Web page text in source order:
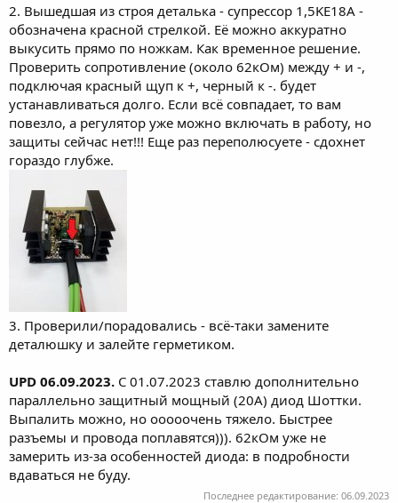
2. Вышедшая из строя деталька - супрессор 1,5KE18A -
обозначена красной стрелкой. Её можно аккуратно
выкусить прямо по ножкам. Как временное решение.
Проверить сопротивление (около 62кОм) между + и -,
подключая красный щуп к +, черный к -. будет
устанавливаться долго. Если всё совпадает, то вам
повезло, а регулятор уже можно включать в работу, но
защиты сейчас нет!!! Еще раз переполюсуете - сдохнет
гораздо глубже.
3. Проверили/порадовались - всё-таки замените
деталюшку и залейте герметиком.
UPD 06.09.2023. С 01.07.2023 ставлю дополнительно
параллельно защитный мощный (20А) диод Шоттки.
Выпалить можно, но ооооочень тяжело. Быстрее
разъемы и провода поплавятся))). 62кОм уже не
замерить из-за особенностей диода: в подробности
вдаваться не буду.
Последнее редактирование: 06.09.2023